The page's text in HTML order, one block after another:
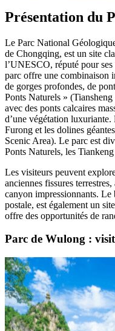
Présentation du
Le Parc National
de Chongqing, est un site
l’UNESCO, réputé pour ses
parc offre une combinaison
de gorges profondes, de
Ponts Naturels »
avec des ponts calcaires
d’une végétation
Furong et les dolines
Scenic Area). Le parc est
Ponts Naturels, les
Les visiteurs peuvent
anciennes fissures
canyon impressionnants. Le
postale, est également un
offre des opportunités de
Parc de Wulong :